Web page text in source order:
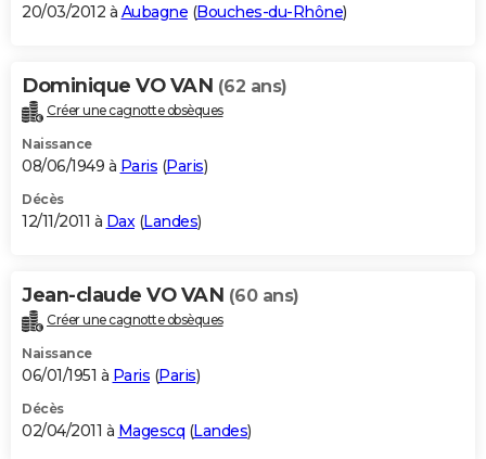
20/03/2012 à Aubagne (Bouches-du-Rhône)
Dominique VO VAN (62 ans)
Créer une cagnotte obsèques
Naissance
08/06/1949 à Paris (Paris)
Décès
12/11/2011 à Dax(Landes)
Jean-claude VO VAN (60 ans)
Créer une cagnotte obsèques
Naissance
06/01/1951 à Paris (Paris)
Décès
02/04/2011 à Magescq (Landes)